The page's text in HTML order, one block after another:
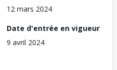
12 mars 2024
Date d'entrée en vigueur
9 avril 2024